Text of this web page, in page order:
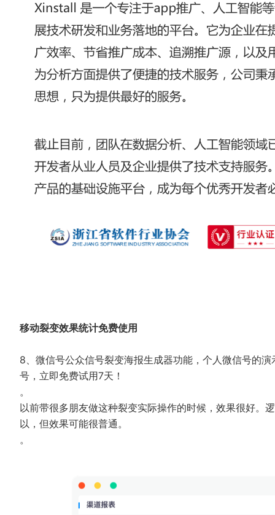
移动裂变效果统计免费使用
8、微信号公众信号裂变海报生成器功能，个人微信号的
号，立即免费试用7天！
。
以前带很多朋友做这种裂变实际操作的时候，效果很好。
以，但效果可能很普通。
。